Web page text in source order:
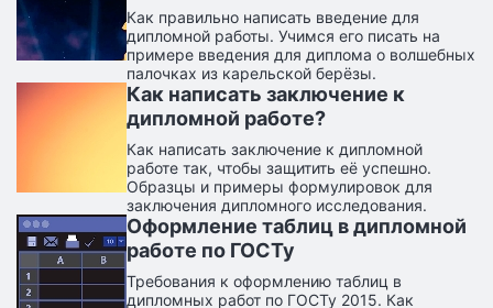
Как правильно написать введение для
дипломной работы. Учимся его писать на
примере введения для диплома о волшебных
палочках из карельской берёзы.
Как написать заключение к
дипломной работе?
Как написать заключение к дипломной
работе так, чтобы защитить её успешно.
Образцы и примеры формулировок для
заключения дипломного исследования.
Оформление таблиц в дипломной
работе по ГОСТу
Требования к оформлению таблиц в
дипломных работ по ГОСТу 2015. Как